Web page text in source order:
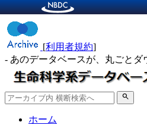
[利用者規約]
- あのデータベースが、丸ごとダ
search
ホーム